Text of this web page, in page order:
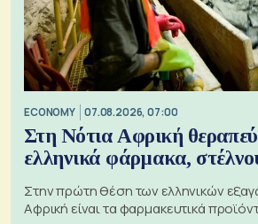
ECONOMY 07.08.2026, 07:00
Στη Νότια Αφρική
ελληνικά φάρμακα,
Στην πρώτη θέση των ελληνικών
Αφρική είναι τα φαρμακευτικά